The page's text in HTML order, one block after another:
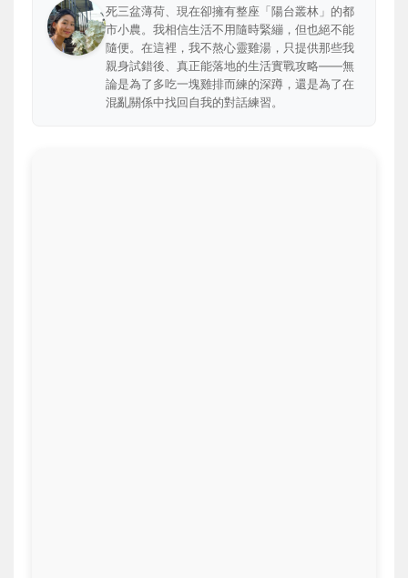
死三盆薄荷、現在卻擁有整座「陽台叢林」的都
市小農。我相信生活不用隨時緊繃，但也絕不能
隨便。在這裡，我不熬心靈雞湯，只提供那些我
親身試錯後、真正能落地的生活實戰攻略——無
論是為了多吃一塊雞排而練的深蹲，還是為了在
混亂關係中找回自我的對話練習。